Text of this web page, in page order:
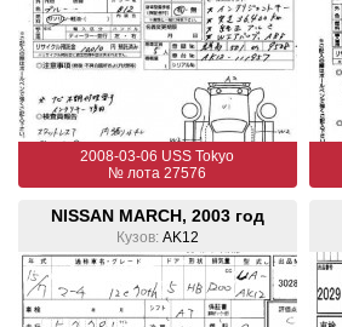
2008-03-06 USS Tokyo
№ лота 27576
NISSAN MARCH, 2003 год
Кузов: AK12